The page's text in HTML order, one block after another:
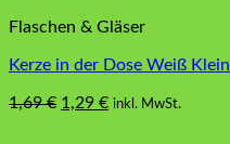
Flaschen & Gläser
Kerze in der Dose Weiß Klein
1,69€ Ursprünglicher
1,29 €Aktueller
inkl. MwSt.